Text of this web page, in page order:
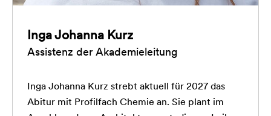
Inga Johanna Kurz
Assistenz der Akademieleitung
Inga Johanna Kurz strebt aktuell für 2027 das
Abitur mit Profilfach Chemie an. Sie plant im